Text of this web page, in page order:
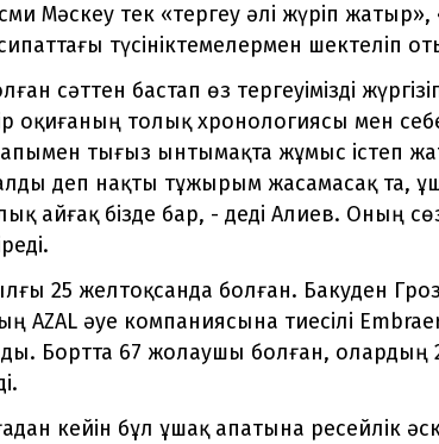
Мәскеу тек «тергеу әлі жүріп
түсініктемелермен шектеліп
сәттен бастап өз тергеуімізді
оқиғаның толық хронологиясы мен
тығыз ынтымақта жұмыс істеп
деп нақты тұжырым жасамасақ та,
айғақ бізде бар, - деді Алиев. Оның
25 желтоқсанда болған. Бакуден
AZAL әуе компаниясына тиесілі
Бортта 67 жолаушы болған, олардың
кейін бұл ұшақ апатына ресейлік